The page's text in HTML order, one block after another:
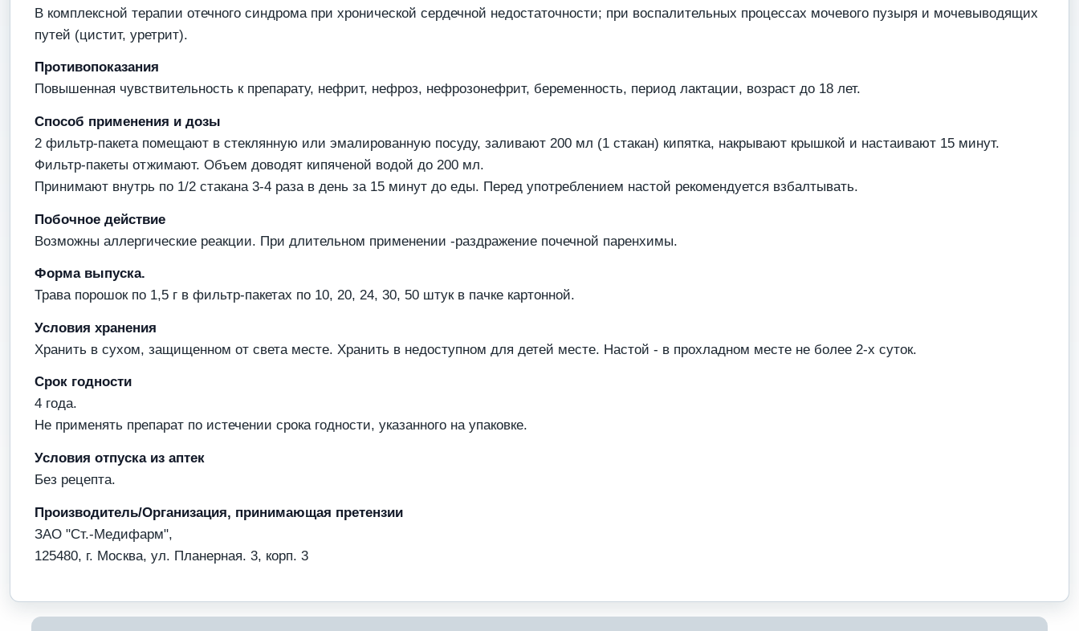
В комплексной терапии отечного синдрома при хронической сердечной недостаточности; при воспалительных процессах мочевого пузыря и мочевыводящих
путей (цистит, уретрит).
Противопоказания
Повышенная чувствительность к препарату, нефрит, нефроз, нефрозонефрит, беременность, период лактации, возраст до 18 лет.
Способ применения и дозы
2 фильтр-пакета помещают в стеклянную или эмалированную посуду, заливают 200 мл (1 стакан) кипятка, накрывают крышкой и настаивают 15 минут.
Фильтр-пакеты отжимают. Объем доводят кипяченой водой до 200 мл.
Принимают внутрь по 1/2 стакана 3-4 раза в день за 15 минут до еды. Перед употреблением настой рекомендуется взбалтывать.
Побочное действие
Возможны аллергические реакции. При длительном применении -раздражение почечной паренхимы.
Форма выпуска.
Трава порошок по 1,5 г в фильтр-пакетах по 10, 20, 24, 30, 50 штук в пачке картонной.
Условия хранения
Хранить в сухом, защищенном от света месте. Хранить в недоступном для детей месте. Настой - в прохладном месте не более 2-х суток.
Срок годности
4 года.
Не применять препарат по истечении срока годности, указанного на упаковке.
Условия отпуска из аптек
Без рецепта.
Производитель/Организация, принимающая претензии
ЗАО "Ст.-Медифарм",
125480, г. Москва, ул. Планерная. 3, корп. 3